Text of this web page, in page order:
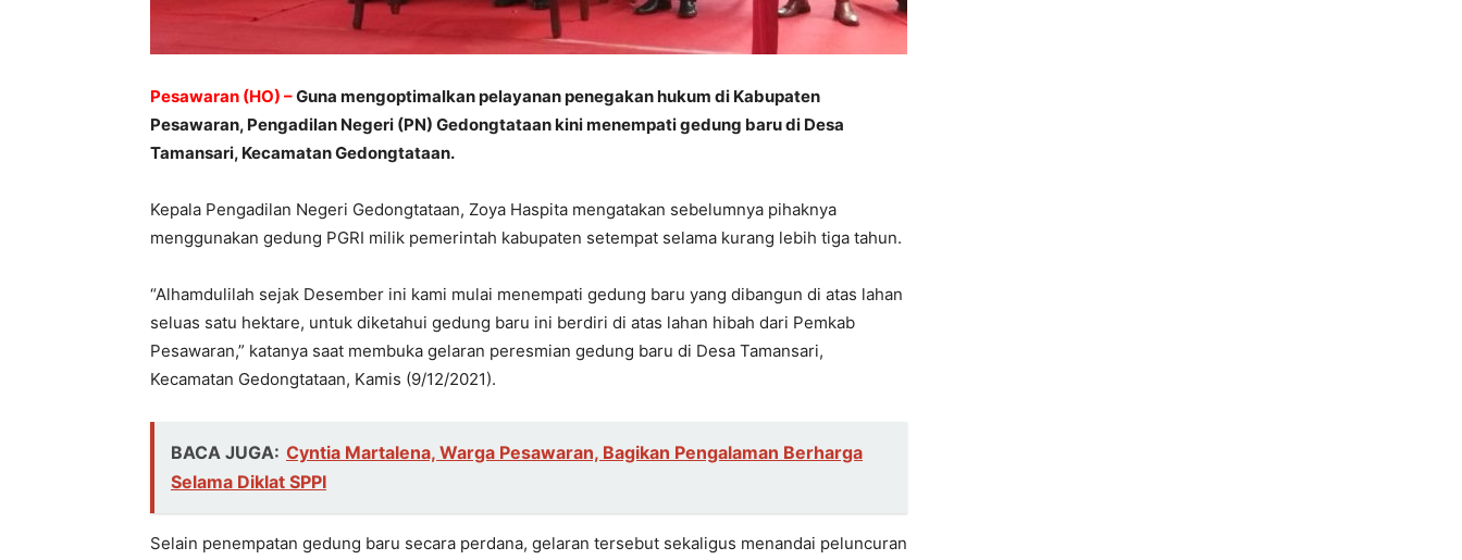
Pesawaran (HO) –Guna mengoptimalkan pelayanan penegakan hukum di Kabupaten
Pesawaran, Pengadilan Negeri (PN) Gedongtataan kini menempati gedung baru di Desa
Tamansari, Kecamatan Gedongtataan.
Kepala Pengadilan Negeri Gedongtataan, Zoya Haspita mengatakan sebelumnya pihaknya
menggunakan gedung PGRI milik pemerintah kabupaten setempat selama kurang lebih tiga tahun.
“Alhamdulilah sejak Desember ini kami mulai menempati gedung baru yang dibangun di atas lahan
seluas satu hektare, untuk diketahui gedung baru ini berdiri di atas lahan hibah dari Pemkab
Pesawaran,” katanya saat membuka gelaran peresmian gedung baru di Desa Tamansari,
Kecamatan Gedongtataan, Kamis (9/12/2021).
BACA JUGA: Cyntia Martalena, Warga Pesawaran, Bagikan Pengalaman Berharga
Selama Diklat SPPI
Selain penempatan gedung baru secara perdana, gelaran tersebut sekaligus menandai peluncuran